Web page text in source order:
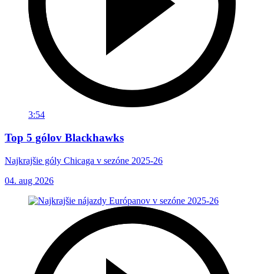
3:54
Top 5 gólov Blackhawks
Najkrajšie góly Chicaga v sezóne 2025-26
04. aug 2026